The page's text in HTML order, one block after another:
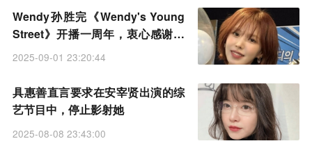
Wendy孙胜完《Wendy's Young
Street》开播一周年，衷心感谢听
众
2025-09-01 23:20:44
具惠善直言要求在安宰贤出演的综
艺节目中，停止影射她
2025-08-08 23:43:00